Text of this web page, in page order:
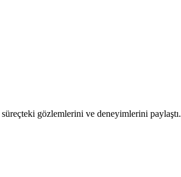
gözlemlerini ve deneyimlerini paylaştı.